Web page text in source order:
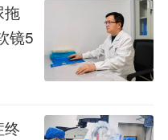
既能防止动脉瘤
期出血、复发和
了近期效果和远
拖
终